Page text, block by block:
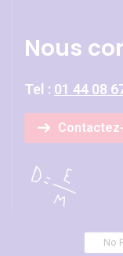
Nous
Tel : 01 44 08
No